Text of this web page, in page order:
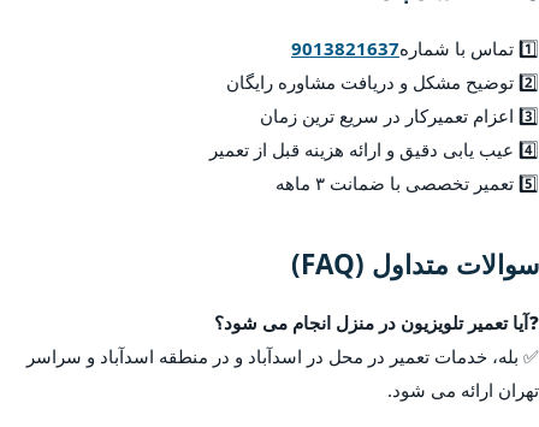
1️⃣ تماس با شماره
9013821637
2️⃣ توضیح مشکل و دریافت مشاوره رایگان
3️⃣ اعزام تعمیرکار در سریع ترین زمان
4️⃣ عیب یابی دقیق و ارائه هزینه قبل از تعمیر
5️⃣ تعمیر تخصصی با ضمانت ۳ ماهه
سوالات متداول (FAQ)
❓آیا تعمیر تلویزیون در منزل انجام می شود؟
✅ بله، خدمات تعمیر در محل در اسدآباد و در منطقه اسدآباد و سراسر
تهران ارائه می شود.